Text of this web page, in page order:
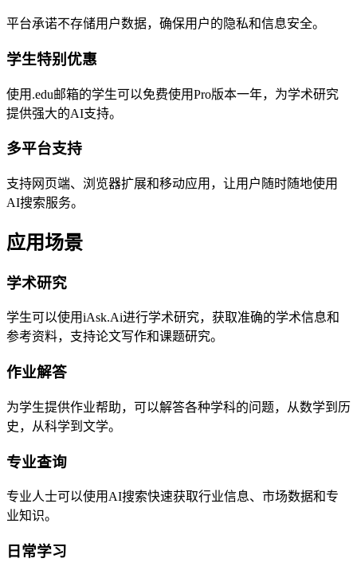
平台承诺不存储用户数据，确保用户的隐私和信息安全。
学生特别优惠
使用.edu邮箱的学生可以免费使用Pro版本一年，为学术研究
提供强大的AI支持。
多平台支持
支持网页端、浏览器扩展和移动应用，让用户随时随地使用
AI搜索服务。
应用场景
学术研究
学生可以使用iAsk.Ai进行学术研究，获取准确的学术信息和
参考资料，支持论文写作和课题研究。
作业解答
为学生提供作业帮助，可以解答各种学科的问题，从数学到历
史，从科学到文学。
专业查询
专业人士可以使用AI搜索快速获取行业信息、市场数据和专
业知识。
日常学习